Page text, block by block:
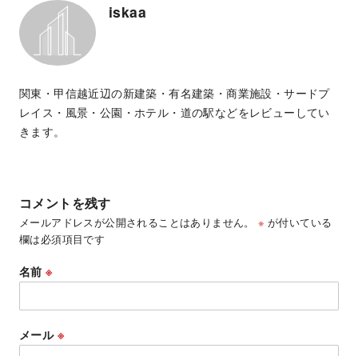
iskaa
関東・甲信越近辺の新建築・有名建築・商業施設・サードプ
レイス・風景・公園・ホテル・道の駅などをレビューしてい
きます。
コメントを残す
メールアドレスが公開されることはありません。 ※ が付いている
欄は必須項目です
名前※
メール ※